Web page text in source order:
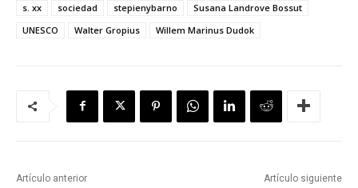
s. xx
sociedad stepienybarno
Susana Landrove Bossut
UNESCO
Walter Gropius Willem Marinus Dudok
Artículo anterior Artículo siguiente